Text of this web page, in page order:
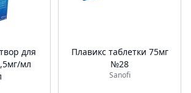
для
мл
Плавикс таблетки 75мг
№28
Sanofi